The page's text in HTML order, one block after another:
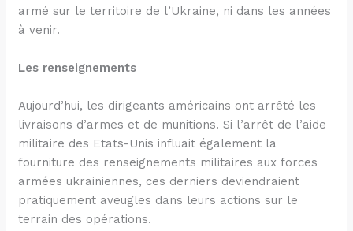
armé sur le territoire de l’Ukraine, ni dans les années
à venir.
Les renseignements
Aujourd’hui, les dirigeants américains ont arrêté les
livraisons d’armes et de munitions. Si l’arrêt de l’aide
militaire des Etats-Unis influait également la
fourniture des renseignements militaires aux forces
armées ukrainiennes, ces derniers deviendraient
pratiquement aveugles dans leurs actions sur le
terrain des opérations.